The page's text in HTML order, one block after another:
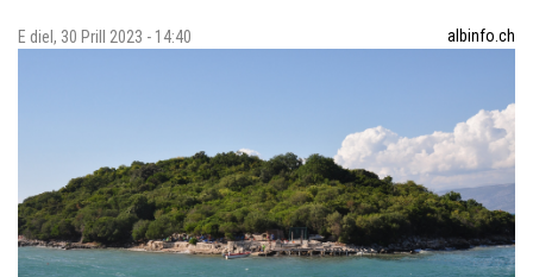
E diel, 30 Prill 2023 - 14:40 albinfo.ch